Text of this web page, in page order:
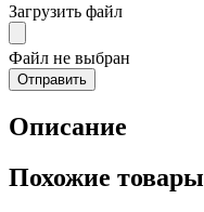
Загрузить файл
Файл не выбран
Описание
Похожие товары